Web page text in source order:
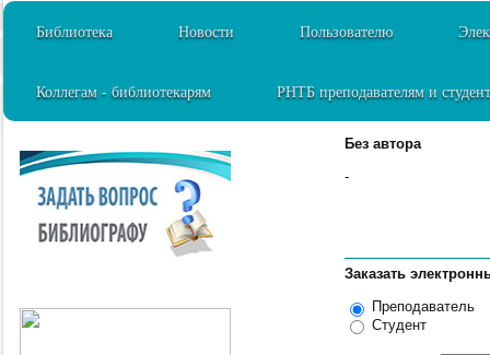
Библиотека Новости Пользователю
Коллегам - библиотекарям РНТБ преподавателям и
Без автора
-
Заказать
Преподаватель
Студент